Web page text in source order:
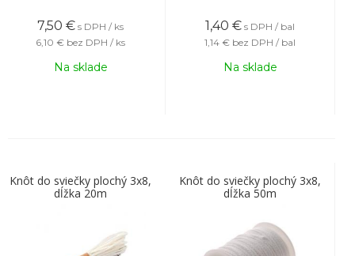
7,50 € s DPH / ks
6,10 € bez DPH / ks
Na sklade
1,40 € s DPH / bal
1,14 € bez DPH / bal
Na sklade
Knôt do sviečky plochý 3x8,
dĺžka 20m
Knôt do sviečky plochý 3x8,
dĺžka 50m